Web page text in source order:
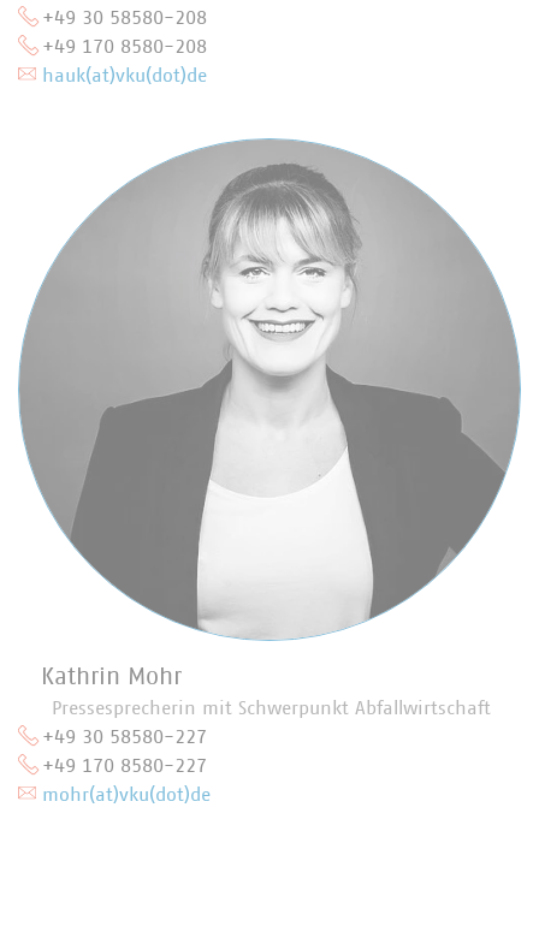
+49 30 58580-208
+49 170 8580-208
hauk(at)vku(dot)de
Kathrin Mohr
Pressesprecherin mit Schwerpunkt Abfallwirtschaft
+49 30 58580-227
+49 170 8580-227
mohr(at)vku(dot)de